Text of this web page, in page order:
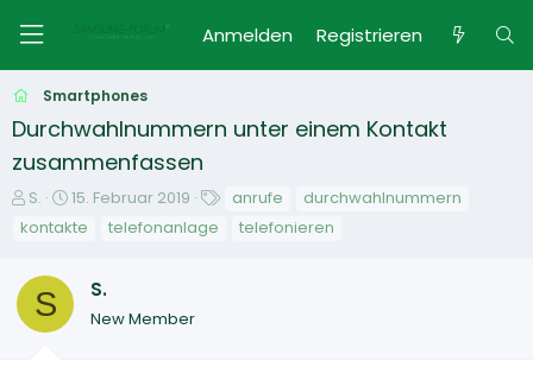
Anmelden Registrieren
Smartphones
Durchwahlnummern unter einem Kontakt
zusammenfassen
E
S.
E
r
e
l
15. Februar 2019 anrufe
durchwahlnummern
kontakte
telefonanlage telefonieren
S S.
New Member